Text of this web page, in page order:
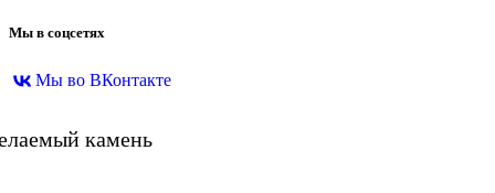
Мы в соцсетях
Мы во ВКонтакте
камень